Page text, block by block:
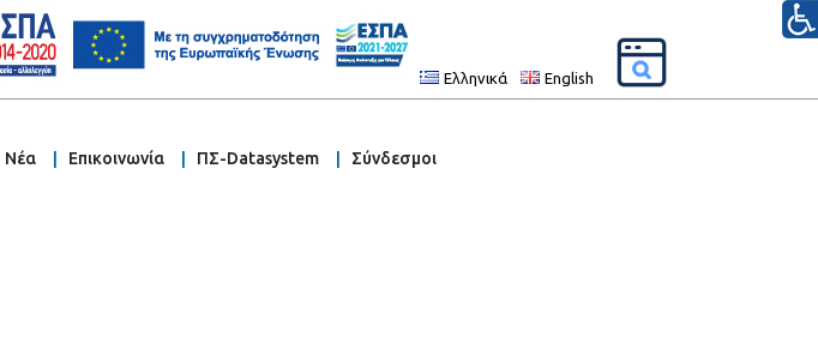
Ελληνικά English
Νέα Επικοινωνία ΠΣ-Datasystem Σύνδεσμοι